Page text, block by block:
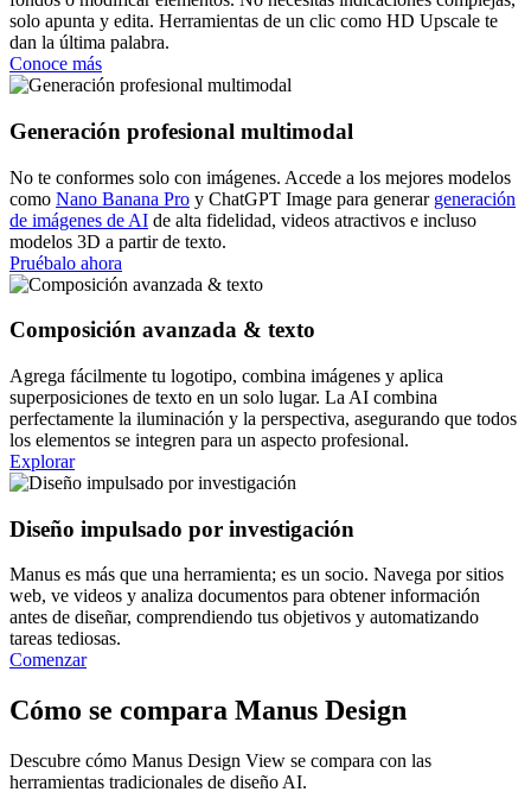
solo apunta y edita. Herramientas de un clic como HD Upscale te
dan la última palabra.
Conoce más
Generación profesional multimodal
No te conformes solo con imágenes. Accede a los mejores modelos
como Nano Banana Pro y ChatGPT Image para generar generación
de imágenes de AI de alta fidelidad, videos atractivos e incluso
modelos 3D a partir de texto.
Pruébalo ahora
Composición avanzada & texto
Agrega fácilmente tu logotipo, combina imágenes y aplica
superposiciones de texto en un solo lugar. La AI combina
perfectamente la iluminación y la perspectiva, asegurando que todos
los elementos se integren para un aspecto profesional.
Explorar
Diseño impulsado por investigación
Manus es más que una herramienta; es un socio. Navega por sitios
web, ve videos y analiza documentos para obtener información
antes de diseñar, comprendiendo tus objetivos y automatizando
tareas tediosas.
Comenzar
Cómo se compara Manus Design
Descubre cómo Manus Design View se compara con las
herramientas tradicionales de diseño AI.